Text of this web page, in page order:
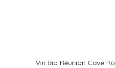
Vin Bio Réunion Cave